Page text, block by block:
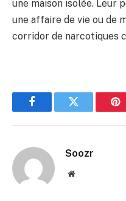
une maison isolée. Leur
une affaire de vie ou de
corridor de narcotiques
FacebookTwitter
Soozr
Website